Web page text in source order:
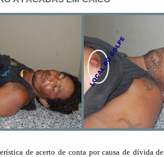
de acerto de conta por causa de dívida